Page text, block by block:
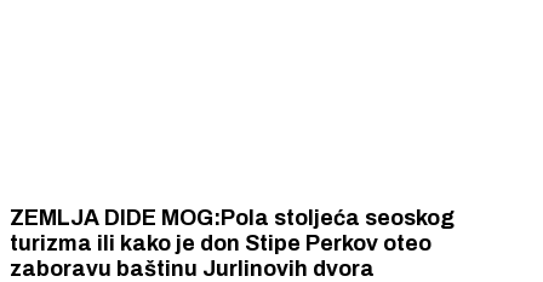
ZEMLJA DIDE MOG:Pola stoljeća seoskog
turizma ili kako je don Stipe Perkov oteo
zaboravu baštinu Jurlinovih dvora